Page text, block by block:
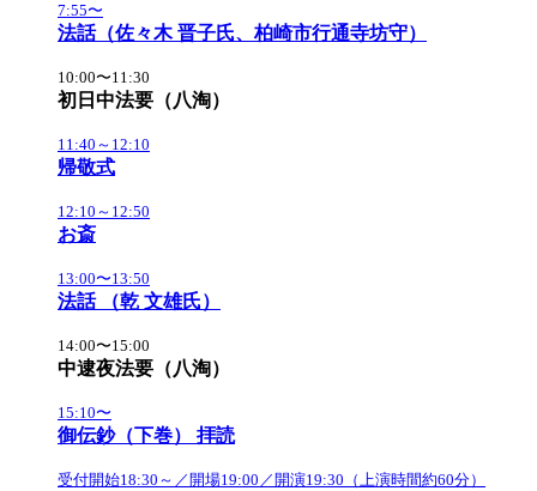
7:55〜
法話（佐々木 晋子氏、柏崎市行通寺坊守）
10:00〜11:30
初日中法要（八淘）
11:40～12:10
帰敬式
12:10～12:50
お斎
13:00〜13:50
法話 （乾 文雄氏）
14:00〜15:00
中逮夜法要（八淘）
15:10〜
御伝鈔（下巻） 拝読
受付開始18:30～／開場19:00／開演19:30（上演時間約60分）